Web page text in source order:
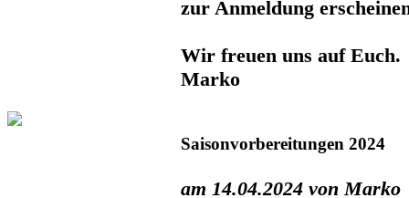
zur Anmeldung
Wir freuen uns auf Euch.
Marko
Saisonvorbereitungen 2024
am 14.04.2024 von Marko